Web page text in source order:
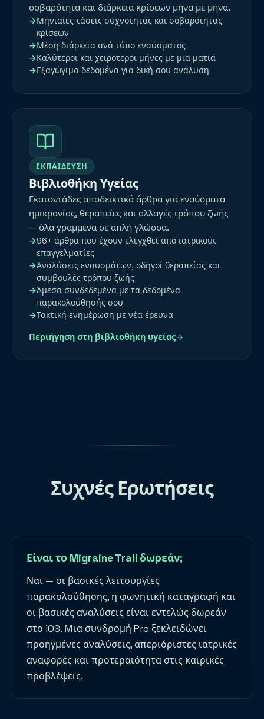
σοβαρότητα και διάρκεια κρίσεων μήνα με μήνα.
Μηνιαίες τάσεις συχνότητας και σοβαρότητας
κρίσεων
Μέση διάρκεια ανά τύπο εναύσματος
Καλύτεροι και χειρότεροι μήνες με μια ματιά
Εξαγώγιμα δεδομένα για δική σου ανάλυση
ΕΚΠΑΊΔΕΥΣΗ
Βιβλιοθήκη Υγείας
Εκατοντάδες αποδεικτικά άρθρα για εναύσματα
ημικρανίας, θεραπείες και αλλαγές τρόπου ζωής
— όλα γραμμένα σε απλή γλώσσα.
96+ άρθρα που έχουν ελεγχθεί από ιατρικούς
επαγγελματίες
Αναλύσεις εναυσμάτων, οδηγοί θεραπείας και
συμβουλές τρόπου ζωής
Άμεσα συνδεδεμένα με τα δεδομένα
παρακολούθησής σου
Τακτική ενημέρωση με νέα έρευνα
Περιήγηση στη βιβλιοθήκη υγείας
Συχνές Ερωτήσεις
Είναι το Migraine Trail δωρεάν;
Ναι — οι βασικές λειτουργίες
παρακολούθησης, η φωνητική καταγραφή και
οι βασικές αναλύσεις είναι εντελώς δωρεάν
στο iOS. Μια συνδρομή Pro ξεκλειδώνει
προηγμένες αναλύσεις, απεριόριστες ιατρικές
αναφορές και προτεραιότητα στις καιρικές
προβλέψεις.